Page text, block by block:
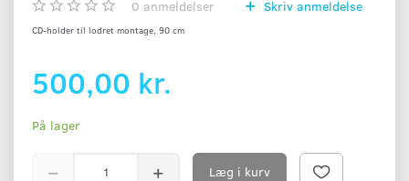
0 anmeldelser Skriv anmeldelse
CD-holder til lodret montage, 90 cm
500,00 kr.
På lager
Læg i kurv